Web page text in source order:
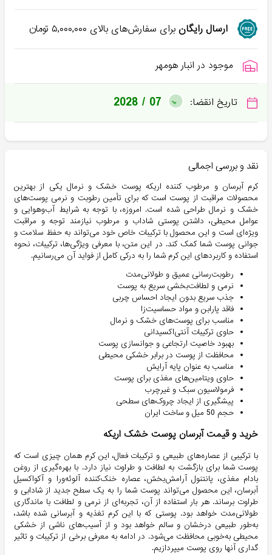
ارسال رایگانبرای سفارش‌های بالای ۵,۰۰۰,۰۰۰تومان
موجود در انبار هومهر
تاریخ انقضا: 2028 / 07
نقد و بررسی اجمالی
کرم آبرسان و مرطوب کننده اریکه پوست خشک و نرمال یکی از بهترین
محصولات مراقبت از پوست است که برای تأمین رطوبت و نرمی پوست‌های
خشک و نرمال طراحی شده است. امروزه، با توجه به شرایط آب‌وهوایی و
عوامل محیطی، داشتن پوستی شاداب و مرطوب نیازمند توجه و مراقبت
ویژه‌ای است و این محصول با ترکیبات خاص خود می‌تواند به حفظ سلامت و
جوانی پوست شما کمک کند. در این متن، با معرفی ویژگی‌ها، ترکیبات، نحوه
استفاده و کاربردهای این کرم شما را به درکی کامل از فواید آن می‌رسانیم.
رطوبت‌رسانی عمیق و طولانی‌مدت
نرمی و لطافت‌بخشی سریع به پوست
جذب سریع بدون ایجاد احساس چربی
فاقد پارابن و مواد حساسیت‌زا
مناسب برای پوست‌های خشک و نرمال
حاوی ترکیبات آنتی‌اکسیدانی
بهبود خاصیت ارتجاعی و جوانسازی پوست
محافظت از پوست در برابر خشکی محیطی
مناسب به عنوان پایه آرایش
حاوی ویتامین‌های مغذی برای پوست
فرمولاسیون سبک و غیرچرب
پیشگیری از ایجاد چروک‌های سطحی
حجم 50 میل و ساخت ایران
خرید و قیمت آبرسان پوست خشک اریکه
با ترکیبی از عصاره‌های طبیعی و ترکیبات فعال، این کرم همان چیزی است که
پوست شما برای بازگشت به لطافت و طراوت نیاز دارد. با بهره‌گیری از روغن
بادام مغذی، پانتنول آرامش‌بخش، عصاره خنک‌کننده آلوئه‌ورا و آکواکسیل
آبرسان، این محصول می‌تواند پوست شما را به یک سطح جدید از شادابی و
طراوت برساند. هر بار استفاده از آن، تجربه‌ای از نرمی و لطافت با ماندگاری
طولانی‌مدت خواهد بود. پوستی که با این کرم تغذیه و آبرسانی شده باشد،
به‌طور طبیعی درخشان و سالم خواهد بود و از آسیب‌های ناشی از خشکی
محیطی به‌خوبی محافظت می‌شود. در ادامه به معرفی برخی از ترکیبات و تاثیر
گداری آنها روی پوست میپردازیم.